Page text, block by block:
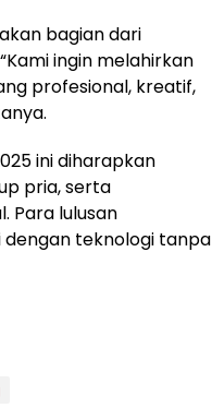
bagian dari
ingin melahirkan
profesional, kreatif,
ini diharapkan
pria, serta
Para lulusan
teknologi tanpa